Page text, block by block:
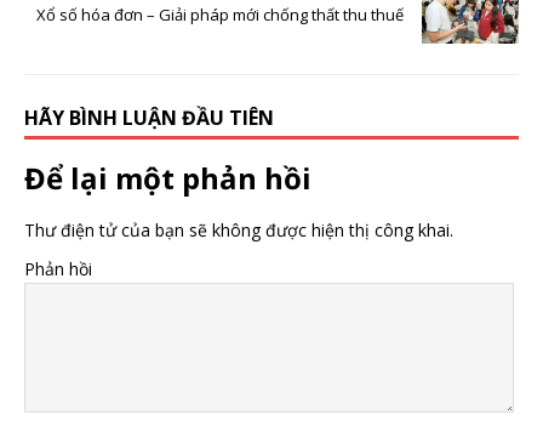
Xổ số hóa đơn – Giải pháp mới chống thất thu thuế
HÃY BÌNH LUẬN ĐẦU TIÊN
Để lại một phản hồi
Thư điện tử của bạn sẽ không được hiện thị công khai.
Phản hồi